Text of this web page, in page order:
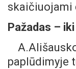
skaičiuojami
Pažadas –
paplūdimyje